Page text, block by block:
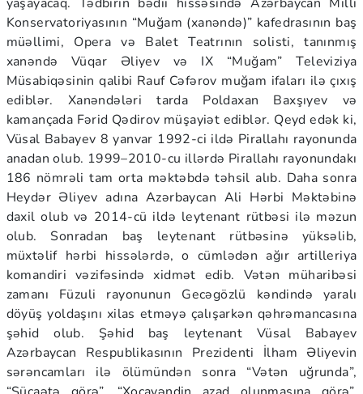
Konservatoriyasının “Muğam (xanəndə)” kafedrasının baş
müəllimi, Opera və Balet Teatrının solisti, tanınmış
xanəndə Vüqar Əliyev və IX “Muğam” Televiziya
Müsabiqəsinin qalibi Rauf Cəfərov muğam ifaları ilə çıxış
ediblər. Xanəndələri tarda Poldaxan Baxşıyev və
kamançada Fərid Qədirov müşayiət ediblər. Qeyd edək ki,
Vüsal Babayev 8 yanvar 1992-ci ildə Pirallahı rayonunda
anadan olub. 1999–2010-cu illərdə Pirallahı rayonundakı
186 nömrəli tam orta məktəbdə təhsil alıb. Daha sonra
Heydər Əliyev adına Azərbaycan Ali Hərbi Məktəbinə
daxil olub və 2014-cü ildə leytenant rütbəsi ilə məzun
olub. Sonradan baş leytenant rütbəsinə yüksəlib,
müxtəlif hərbi hissələrdə, o cümlədən ağır artilleriya
komandiri vəzifəsində xidmət edib. Vətən müharibəsi
zamanı Füzuli rayonunun Gecəgözlü kəndində yaralı
döyüş yoldaşını xilas etməyə çalışarkən qəhrəmancasına
şəhid olub. Şəhid baş leytenant Vüsal Babayev
Azərbaycan Respublikasının Prezidenti İlham Əliyevin
sərəncamları ilə ölümündən sonra “Vətən uğrunda”,